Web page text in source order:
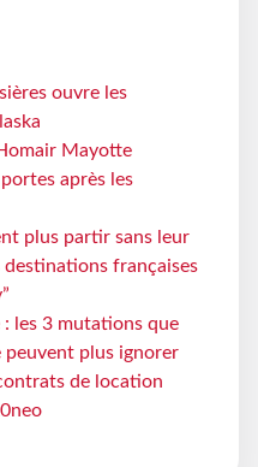
ouvre les
Mayotte
après les
plus partir sans leur
destinations françaises
: les 3 mutations que
peuvent plus ignorer
de location